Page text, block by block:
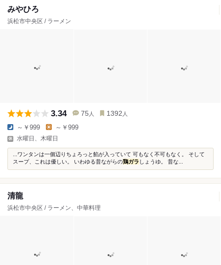
みやひろ
浜松市中央区 / ラーメン
3.34 75 人 1392 人
～￥999 ～￥999
水曜日、木曜日
...ワンタンは一個辺りちょろっと餡が入っていて 可もなく不可もなく。 そして
スープ、これは優しい。 いわゆる昔ながらの鶏ガラ しょうゆ。 昔な...
清龍
浜松市中央区 / ラーメン、中華料理